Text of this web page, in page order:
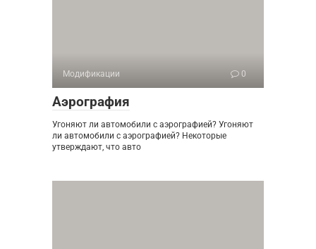
Модификации 0
Аэрография
Угоняют ли автомобили с аэрографией? Угоняют
ли автомобили с аэрографией? Некоторые
утверждают, что авто